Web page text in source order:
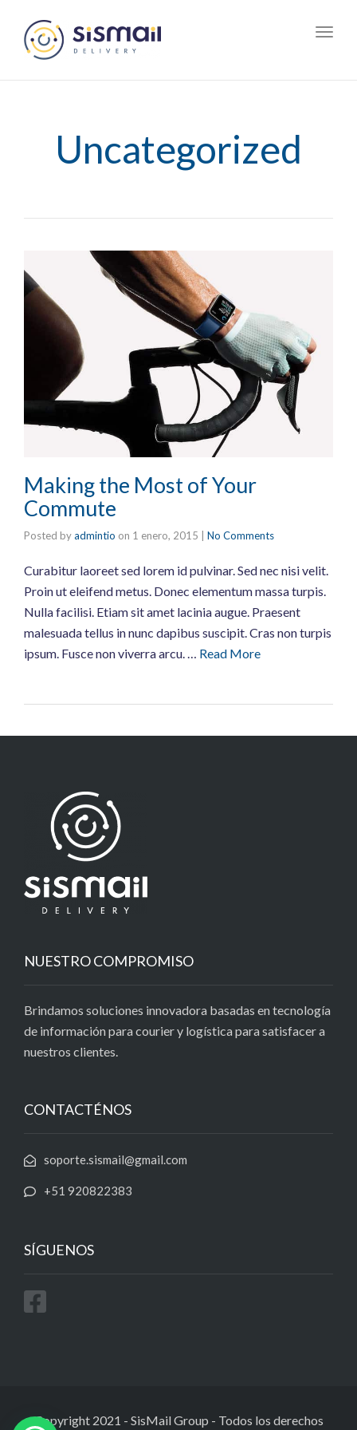
Uncategorized
Making the Most of Your
Commute
Posted byadmintio on 1 enero, 2015 No Comments
Curabitur laoreet sed lorem id pulvinar. Sed nec nisi velit.
Proin ut eleifend metus. Donec elementum massa turpis.
Nulla facilisi. Etiam sit amet lacinia augue. Praesent
malesuada tellus in nunc dapibus suscipit. Cras non turpis
ipsum. Fusce non viverra arcu. … Read More
NUESTRO COMPROMISO
Brindamos soluciones innovadora basadas en tecnología
de información para courier y logística para satisfacer a
nuestros clientes.
CONTACTÉNOS
soporte.sismail@gmail.com
+51 920822383
SÍGUENOS
Copyright 2021 - SisMail Group - Todos los derechos